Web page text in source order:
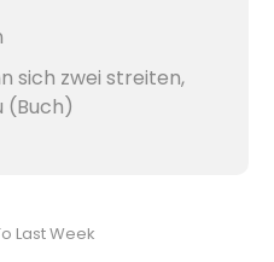
sich zwei streiten,
(Buch)
Last Week